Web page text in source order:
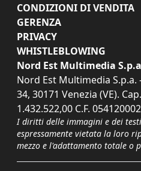
CONDIZIONI DI VENDITA
GERENZA
PRIVACY
WHISTLEBLOWING
Nord Est Multimedia
Nord Est Multimedia S.p.a.
34, 30171 Venezia (VE).
1.432.522,00 C.F.
I diritti delle immagini e dei
espressamente vietata la loro
mezzo e l'adattamento totale o